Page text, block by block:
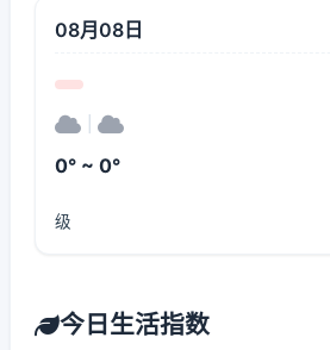
08月08日
0° ~ 0°
级
今日生活指数